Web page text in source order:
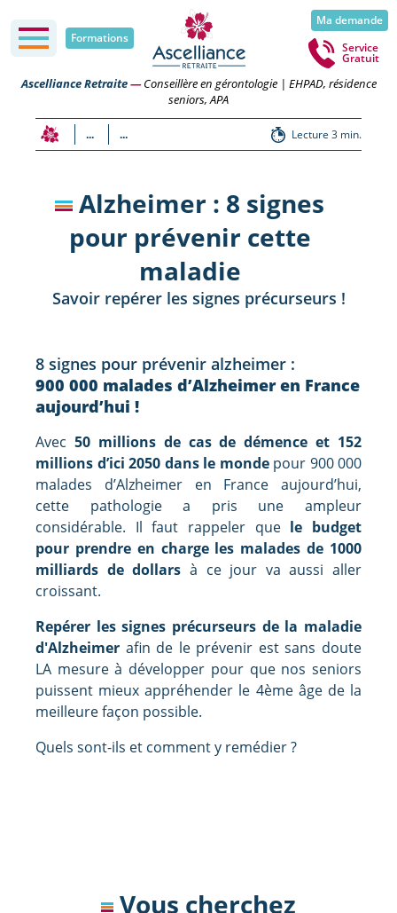
Formations
Ma demande
Service
Gratuit
Ascelliance Retraite—Conseillère en gérontologie | EHPAD, résidence
seniors, APA
... ... Lecture 3 min.
Alzheimer : 8 signes
pour prévenir cette
maladie
Savoir repérer les signes précurseurs !
8 signes pour prévenir alzheimer :
900 000 malades d’Alzheimer en France
aujourd’hui !
Avec 50 millions de cas de démence et 152
millions d’ici 2050 dans le monde pour 900 000
malades d’Alzheimer en France aujourd’hui,
cette pathologie a pris une ampleur
considérable. Il faut rappeler que le budget
pour prendre en charge les malades de 1000
milliards de dollars à ce jour va aussi aller
croissant.
Repérer les signes précurseurs de la maladie
d'Alzheimer afin de le prévenir est sans doute
LA mesure à développer pour que nos seniors
puissent mieux appréhender le 4ème âge de la
meilleure façon possible.
Quels sont-ils et comment y remédier ?
Vous cherchez